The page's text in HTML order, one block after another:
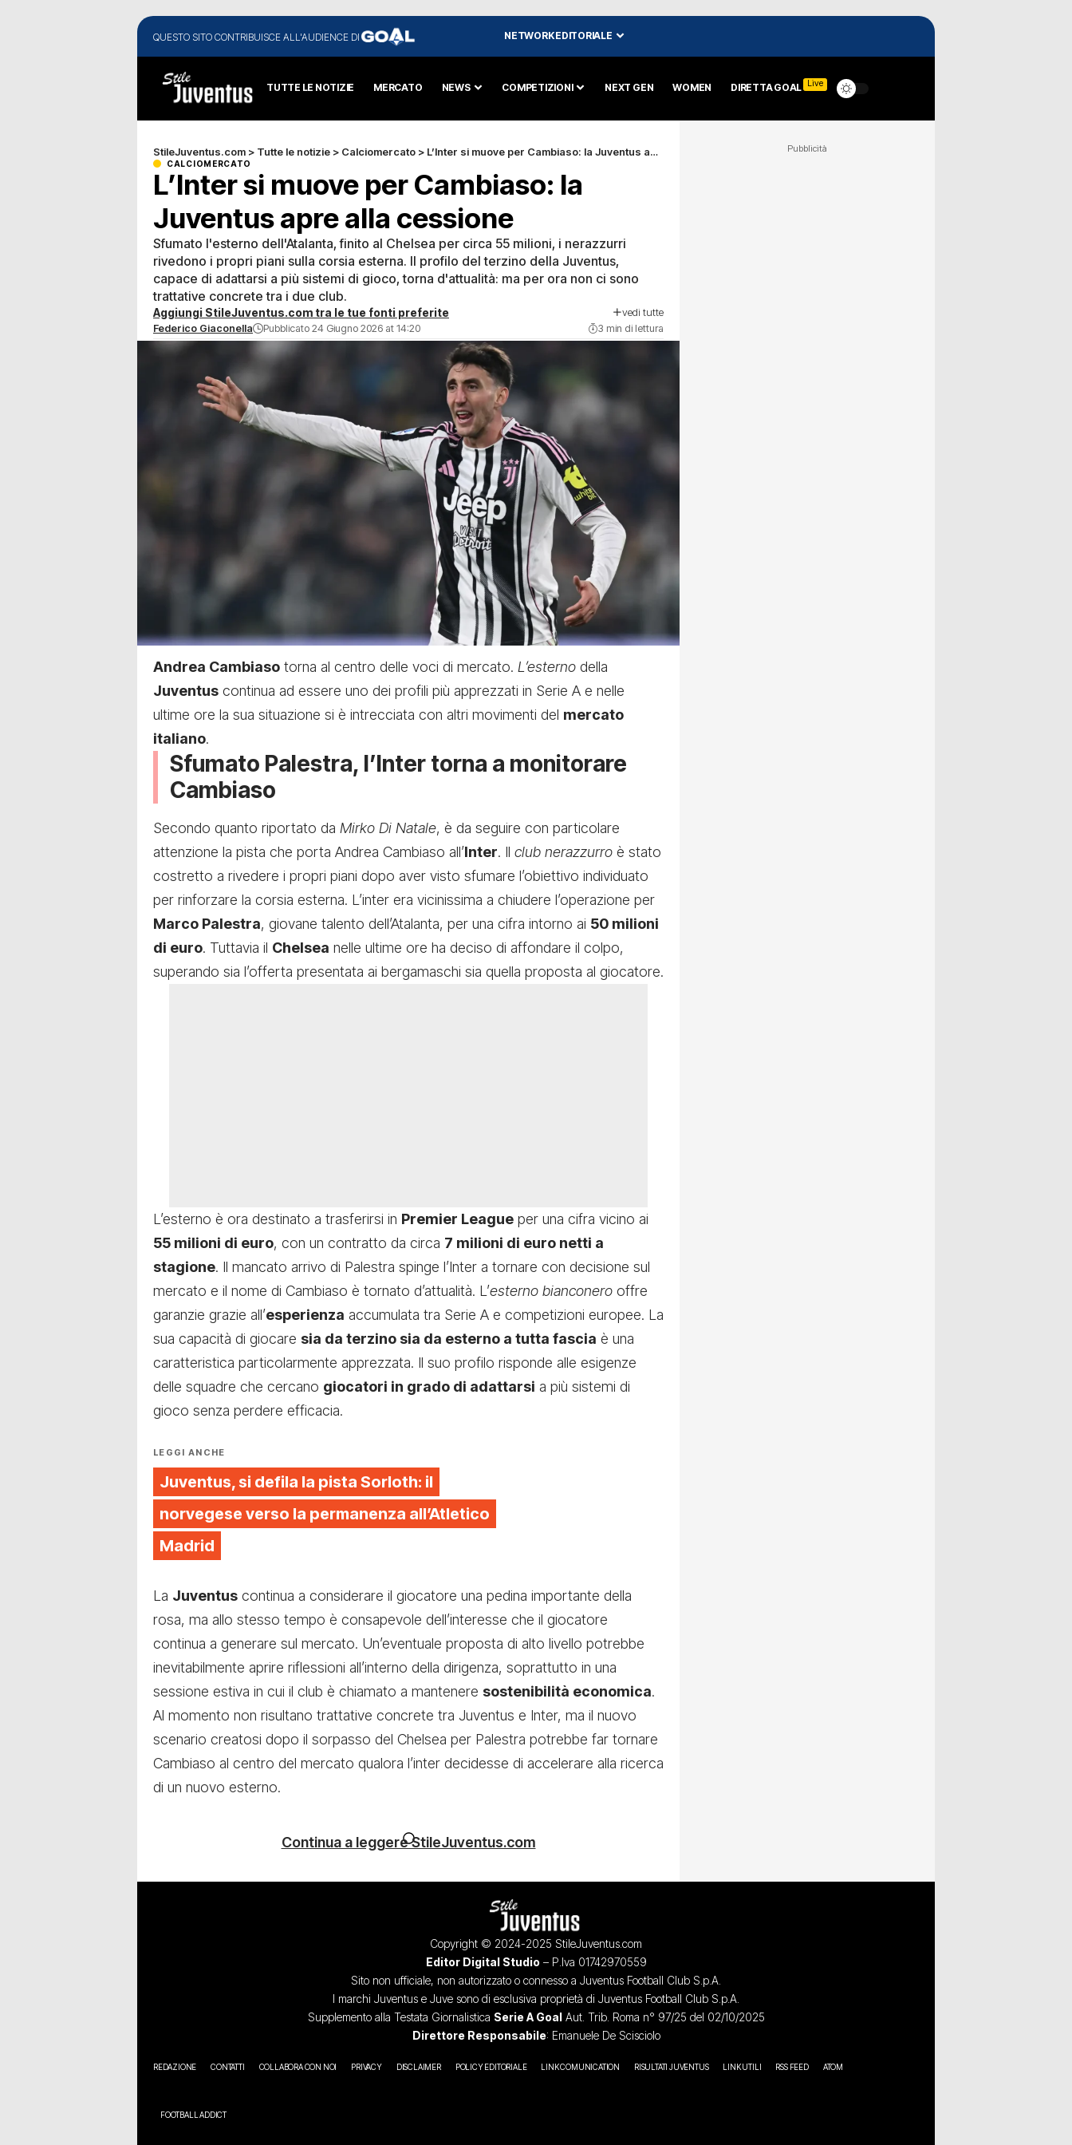
QUESTO SITO CONTRIBUISCE ALL'AUDIENCE DI NETWORK EDITORIALE
TUTTE LE NOTIZIE MERCATO NEWS COMPETIZIONI NEXT GEN WOMEN DIRETTA GOAL Live
StileJuventus.com > Tutte le notizie > Calciomercato > L’Inter si muove per Cambiaso: la Juventus apre alla cessione
CALCIOMERCATO
L’Inter si muove per Cambiaso: la
Juventus apre alla cessione
Sfumato l'esterno dell'Atalanta, finito al Chelsea per circa 55 milioni, i nerazzurri
rivedono i propri piani sulla corsia esterna. Il profilo del terzino della Juventus,
capace di adattarsi a più sistemi di gioco, torna d'attualità: ma per ora non ci sono
trattative concrete tra i due club.
Aggiungi StileJuventus.com tra le tue fonti preferite vedi tutte
Federico Giaconella Pubblicato 24 Giugno 2026 at 14:20 3 min di lettura
Andrea Cambiaso torna al centro delle voci di mercato. L’esterno della
Juventus continua ad essere uno dei profili più apprezzati in Serie A e nelle
ultime ore la sua situazione si è intrecciata con altri movimenti del mercato
italiano.
Sfumato Palestra, l’Inter torna a monitorare
Cambiaso
Secondo quanto riportato da Mirko Di Natale, è da seguire con particolare
attenzione la pista che porta Andrea Cambiaso all’Inter. Il club nerazzurro è stato
costretto a rivedere i propri piani dopo aver visto sfumare l’obiettivo individuato
per rinforzare la corsia esterna. L’inter era vicinissima a chiudere l’operazione per
Marco Palestra, giovane talento dell’Atalanta, per una cifra intorno ai 50 milioni
di euro. Tuttavia il Chelsea nelle ultime ore ha deciso di affondare il colpo,
superando sia l’offerta presentata ai bergamaschi sia quella proposta al giocatore.
L’esterno è ora destinato a trasferirsi in Premier League per una cifra vicino ai
55 milioni di euro, con un contratto da circa 7 milioni di euro netti a
stagione. Il mancato arrivo di Palestra spinge l’Inter a tornare con decisione sul
mercato e il nome di Cambiaso è tornato d’attualità. L’esterno bianconero offre
garanzie grazie all’esperienza accumulata tra Serie A e competizioni europee. La
sua capacità di giocare sia da terzino sia da esterno a tutta fascia è una
caratteristica particolarmente apprezzata. Il suo profilo risponde alle esigenze
delle squadre che cercano giocatori in grado di adattarsi a più sistemi di
gioco senza perdere efficacia.
LEGGI ANCHE
Juventus, si defila la pista Sorloth: il
norvegese verso la permanenza all’Atletico
Madrid
La Juventus continua a considerare il giocatore una pedina importante della
rosa, ma allo stesso tempo è consapevole dell’interesse che il giocatore
continua a generare sul mercato. Un’eventuale proposta di alto livello potrebbe
inevitabilmente aprire riflessioni all’interno della dirigenza, soprattutto in una
sessione estiva in cui il club è chiamato a mantenere sostenibilità economica.
Al momento non risultano trattative concrete tra Juventus e Inter, ma il nuovo
scenario creatosi dopo il sorpasso del Chelsea per Palestra potrebbe far tornare
Cambiaso al centro del mercato qualora l’inter decidesse di accelerare alla ricerca
di un nuovo esterno.
Continua a leggere StileJuventus.com
Pubblicità
Copyright © 2024-2025 StileJuventus.com
Editor Digital Studio – P.Iva 01742970559
Sito non ufficiale, non autorizzato o connesso a Juventus Football Club S.p.A.
I marchi Juventus e Juve sono di esclusiva proprietà di Juventus Football Club S.p.A.
Supplemento alla Testata Giornalistica Serie A GoalAut. Trib. Roma n° 97/25 del 02/10/2025
Direttore Responsabile: Emanuele De Scisciolo
REDAZIONE CONTATTI COLLABORA CON NOI PRIVACY DISCLAIMER POLICY EDITORIALE LINK COMUNICATION RISULTATI JUVENTUS LINK UTILI RSS FEED ATOM
FOOTBALL ADDICT